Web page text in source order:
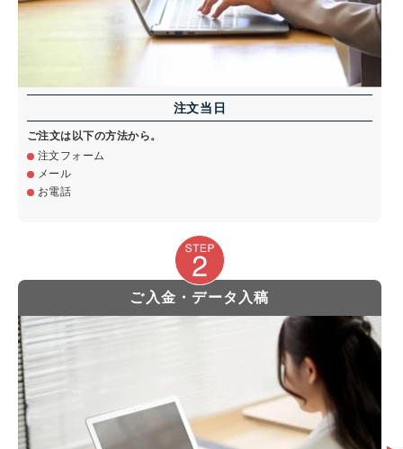
注文当日
ご注文は以下の方法から。
注文フォーム
メール
お電話
ご入金・データ入稿